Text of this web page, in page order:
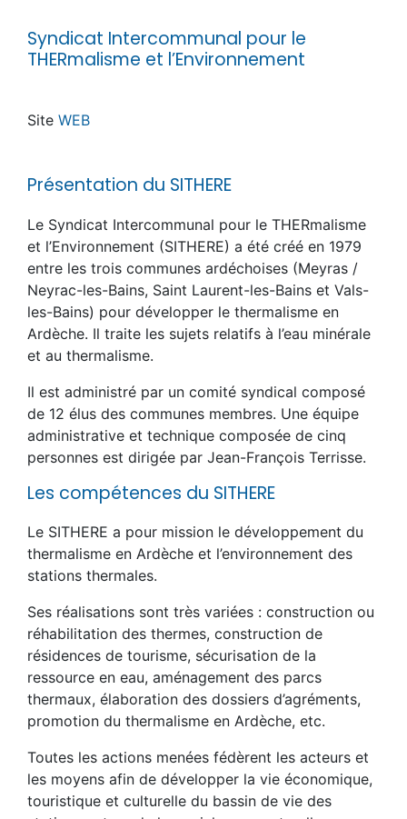
Syndicat Intercommunal pour le
THERmalisme et l’Environnement
Site WEB
Présentation du SITHERE
Le Syndicat Intercommunal pour le THERmalisme
et l’Environnement (SITHERE) a été créé en 1979
entre les trois communes ardéchoises (Meyras /
Neyrac-les-Bains, Saint Laurent-les-Bains et Vals-
les-Bains) pour développer le thermalisme en
Ardèche. Il traite les sujets relatifs à l’eau minérale
et au thermalisme.
Il est administré par un comité syndical composé
de 12 élus des communes membres. Une équipe
administrative et technique composée de cinq
personnes est dirigée par Jean-François Terrisse.
Les compétences du SITHERE
Le SITHERE a pour mission le développement du
thermalisme en Ardèche et l’environnement des
stations thermales.
Ses réalisations sont très variées : construction ou
réhabilitation des thermes, construction de
résidences de tourisme, sécurisation de la
ressource en eau, aménagement des parcs
thermaux, élaboration des dossiers d’agréments,
promotion du thermalisme en Ardèche, etc.
Toutes les actions menées fédèrent les acteurs et
les moyens afin de développer la vie économique,
touristique et culturelle du bassin de vie des